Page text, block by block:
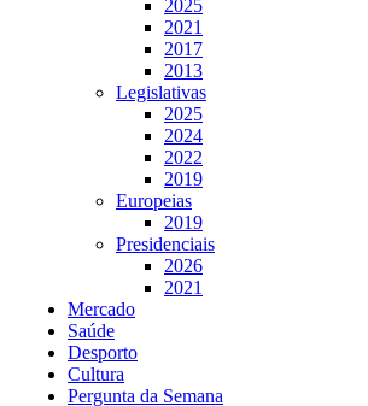
2025
2021
2017
2013
Legislativas
2025
2024
2022
2019
Europeias
2019
Presidenciais
2026
2021
Mercado
Saúde
Desporto
Cultura
Pergunta da Semana